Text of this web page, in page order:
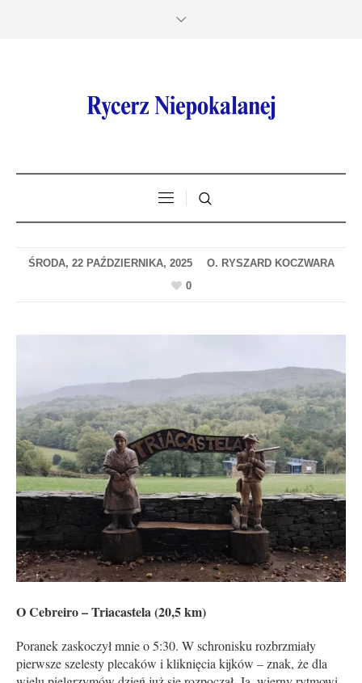
ŚRODA, 22 PAŹDZIERNIKA, 2025
0
O Cebreiro – Triacastela (20,5 km)
Poranek zaskoczył mnie o 5:30. W schronisku rozbrzmiały
pierwsze szelesty plecaków i kliknięcia kijków – znak, że dla